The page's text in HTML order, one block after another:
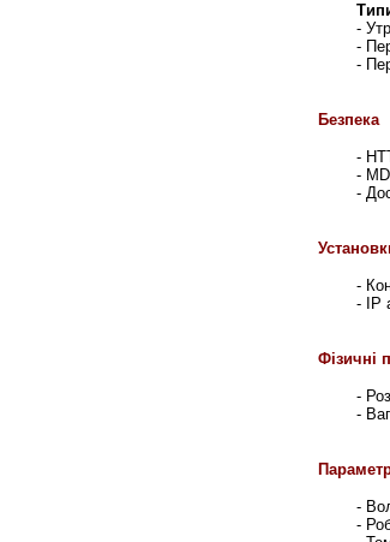
-
-
-
Безпека
-
-
-
-
- IP
Фізичні
-
-
-
-